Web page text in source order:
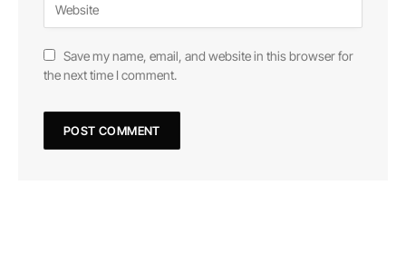
Save my name, email, and website in this browser for
the next time I comment.